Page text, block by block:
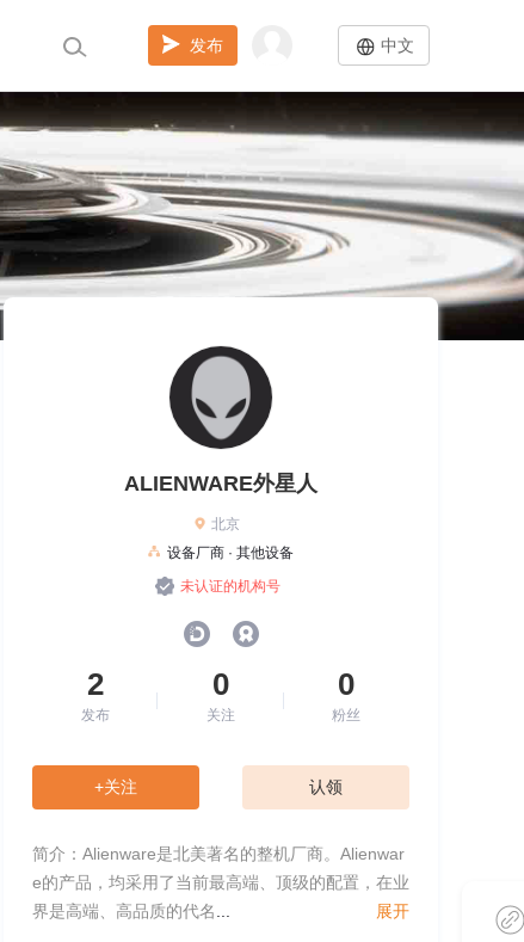
发布 中文
ALIENWARE外星人
北京
设备厂商 · 其他设备
未认证的机构号
2
发布
0
关注
0
粉丝
+关注 认领
简介：Alienware是北美著名的整机厂商。Alienwar
e的产品，均采用了当前最高端、顶级的配置，在业
界是高端、高品质的代名
展开